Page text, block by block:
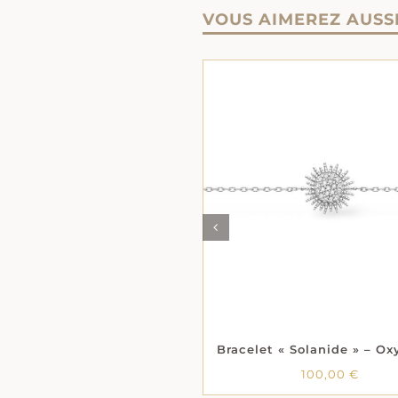
VOUS AIMEREZ AUSSI
100,00€
AJOUTER AU PANIER
DÉTAILS